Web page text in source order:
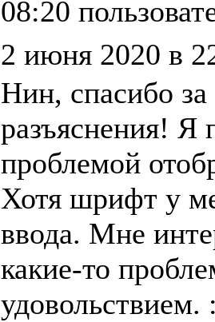
08:20
2 июня 2020 в
Нин, спасибо за
разъяснения! Я
проблемой
Хотя шрифт у
ввода. Мне
какие-то
удовольствием.